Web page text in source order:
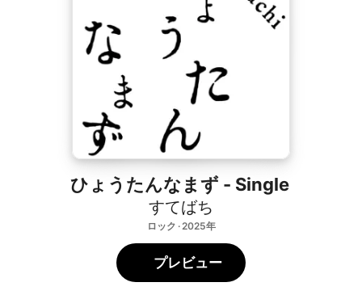
Apple Musicをインストール
ひょうたんなまず - Single
すてばち
ロック · 2025年
プレビュー